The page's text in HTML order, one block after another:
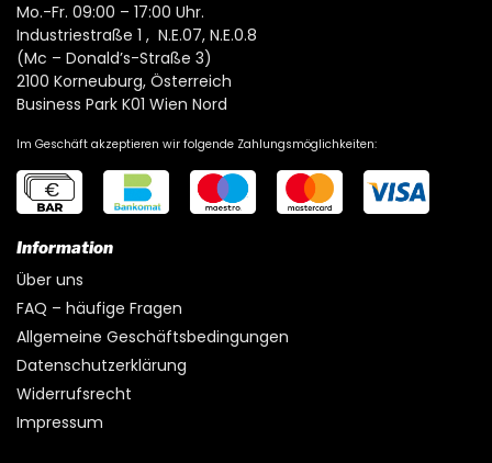
Mo.-Fr. 09:00 – 17:00 Uhr.
Industriestraße 1 , N.E.07, N.E.0.8
(Mc – Donald’s-Straße 3)
2100 Korneuburg, Österreich
Business Park K01 Wien Nord
Im Geschäft akzeptieren wir folgende Zahlungsmöglichkeiten:
Information
Über uns
FAQ – häufige Fragen
Allgemeine Geschäftsbedingungen
Datenschutzerklärung
Widerrufsrecht
Impressum